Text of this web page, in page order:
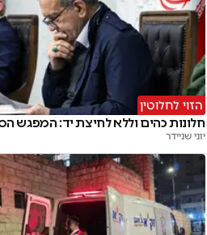
הזוי לחלוטין
חלונות כהים וללא לחיצת יד: המפגש
יוני שניידר